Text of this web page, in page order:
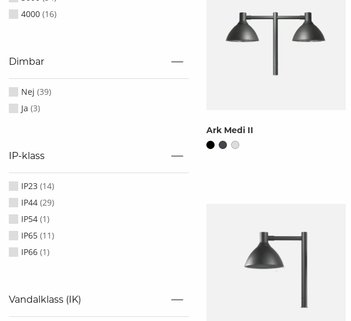
4000 (16)
Dimbar
Nej (39)
Ja (3)
IP-klass
IP23 (14)
IP44 (29)
IP54 (1)
IP65 (11)
IP66 (1)
Vandalklass (IK)
Ark Medi II